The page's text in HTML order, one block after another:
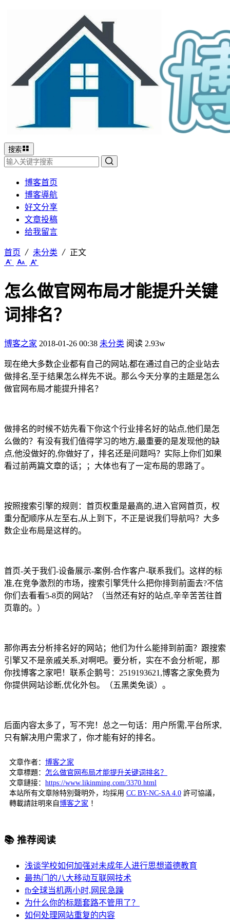
搜索
博客首页
博客導航
好文分享
文章投稿
给我留言
首页 未分类 正文
怎么做官网布局才能提升关键
词排名？
博客之家 2018-01-26 00:38 未分类 阅读 2.93w
现在绝大多数企业都有自己的网站,都在通过自己的企业站去
做排名,至于结果怎么样先不说。那么今天分享的主题是怎么
做官网布局才能提升排名？
做排名的时候不妨先看下你这个行业排名好的站点,他们是怎
么做的？有没有我们值得学习的地方,最重要的是发现他的缺
点,他没做好的,你做好了，排名还是问题吗？实际上你们如果
看过前两篇文章的话；；大体也有了一定布局的思路了。
按照搜索引擎的规则：首页权重是最高的,进入官网首页，权
重分配顺序从左至右,从上到下，不正是说我们导航吗？大多
数企业布局是这样的。
首页-关于我们-设备展示-案例-合作客户-联系我们。这样的标
准,在竞争激烈的市场，搜索引擎凭什么把你排到前面去?不信
你们去看看5-8页的网站？（当然还有好的站点,辛辛苦苦往首
页靠的。）
那你再去分析排名好的网站；他们为什么能排到前面？跟搜索
引擎又不是亲戚关系,对啊吧。要分析，实在不会分析呢，那
你找博客之家吧！联系企鹅号：2519193621,博客之家免费为
你提供网站诊断,优化外包。（五黑类免谈）。
后面内容太多了，写不完！总之一句话：用户所需,平台所求,
只有解决用户需求了，你才能有好的排名。
文章作者： 博客之家
文章標題： 怎么做官网布局才能提升关键词排名？
文章鏈接： https://www.likinming.com/3370.html
本站所有文章除特別聲明外，均採用 CC BY-NC-SA 4.0 許可協議，
轉載請註明來自 博客之家 ！
📚 推荐阅读
浅谈学校如何加强对未成年人进行思想道德教育
最热门的八大移动互联网技术
fb全球当机两小时,网民急躁
为什么你的标题套路不管用了？
如何处理网站重复的内容